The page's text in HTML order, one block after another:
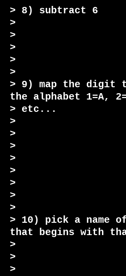
> 8) subtract 6
>
>
>
>
>
> 9) map the
the alphabet 1=A,
> etc...
>
>
>
>
>
>
>
>
> 10) pick a name
that begins with
>
>
>